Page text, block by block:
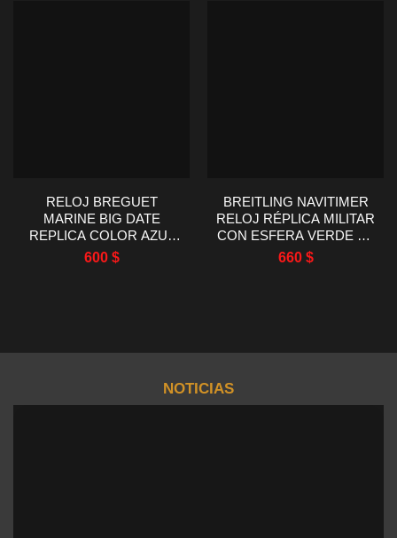
RELOJ BREGUET
MARINE BIG DATE
REPLICA COLOR AZUL
BLUE FÁBRICA HG
39MM
600 $
BREITLING NAVITIMER
RELOJ RÉPLICA MILITAR
CON ESFERA VERDE EF
FACTORY 43MM
660 $
NOTICIAS